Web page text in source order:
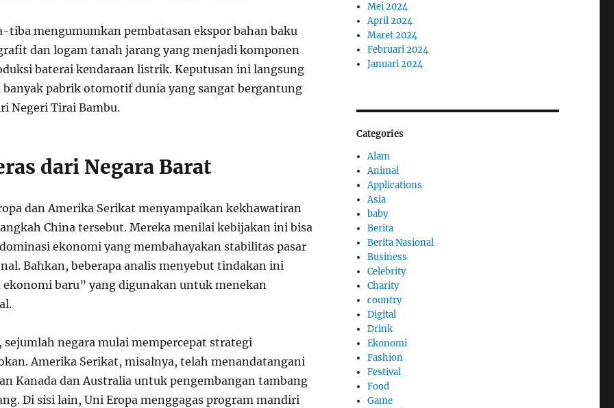
tiba mengumumkan pembatasan ekspor bahan baku
dan logam tanah jarang yang menjadi komponen
baterai kendaraan listrik. Keputusan ini langsung
banyak pabrik otomotif dunia yang sangat bergantung
Negeri Tirai Bambu.
dari Negara Barat
dan Amerika Serikat menyampaikan kekhawatiran
China tersebut. Mereka menilai kebijakan ini bisa
ekonomi yang membahayakan stabilitas pasar
Bahkan, beberapa analis menyebut tindakan ini
ekonomi baru” yang digunakan untuk menekan
sejumlah negara mulai mempercepat strategi
Amerika Serikat, misalnya, telah menandatangani
Kanada dan Australia untuk pengembangan tambang
Di sisi lain, Uni Eropa menggagas program mandiri
Mei 2024
April 2024
Maret 2024
Februari 2024
Januari 2024
Categories
Alam
Animal
Applications
Asia
baby
Berita
Berita Nasional
Business
Celebrity
Charity
country
Digital
Drink
Ekonomi
Fashion
Festival
Food
Game